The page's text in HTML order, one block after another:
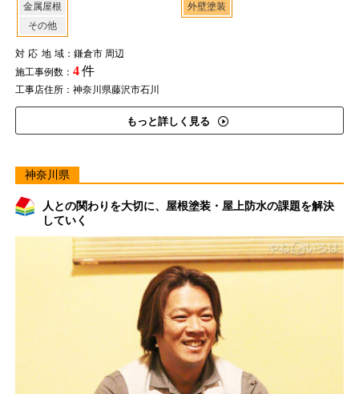
金属屋根
その他
外壁塗装
対応地域：鎌倉市 周辺
施工事例数： 4件
工事店住所：神奈川県藤沢市石川
もっと詳しく見る
神奈川県
人との関わりを大切に、屋根塗装・屋上防水の課題を解決
していく